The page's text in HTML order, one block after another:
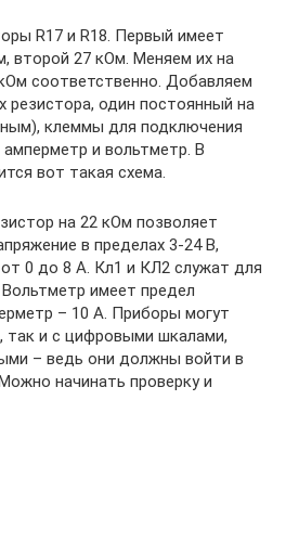
R17 и R18. Первый имеет
второй 27 кОм. Меняем их на
соответственно. Добавляем
резистора, один постоянный на
клеммы для подключения
и вольтметр. В
вот такая схема.
на 22 кОм позволяет
в пределах 3-24 В,
0 до 8 А. Кл1 и КЛ2 служат для
имеет предел
– 10 А. Приборы могут
так и с цифровыми шкалами,
– ведь они должны войти в
начинать проверку и